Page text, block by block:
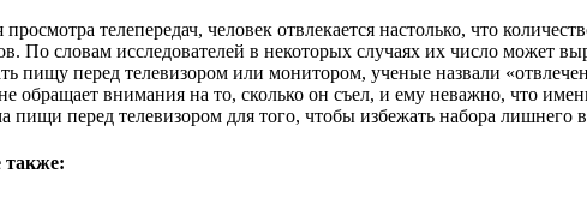
телепередач, человек отвлекается настолько, что
По словам исследователей в некоторых случаях их число может
пищу перед телевизором или монитором, ученые назвали
обращает внимания на то, сколько он съел, и ему неважно, что
пищи перед телевизором для того, чтобы избежать набора лишнего
также: